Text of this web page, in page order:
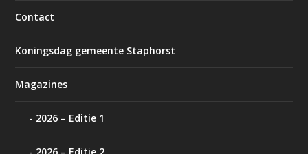
Contact
Koningsdag gemeente Staphorst
Magazines
2026 – Editie 1